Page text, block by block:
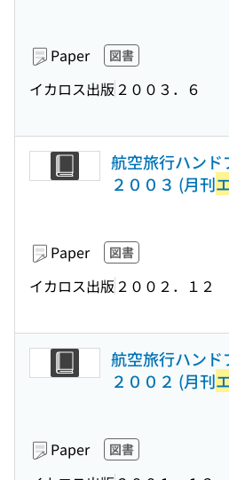
Paper 図書
イカロス出版 ２００３．６
航空旅行ハンド
２００３ (月刊
Paper 図書
イカロス出版 ２００２．１２
航空旅行ハンド
２００２ (月刊
Paper 図書